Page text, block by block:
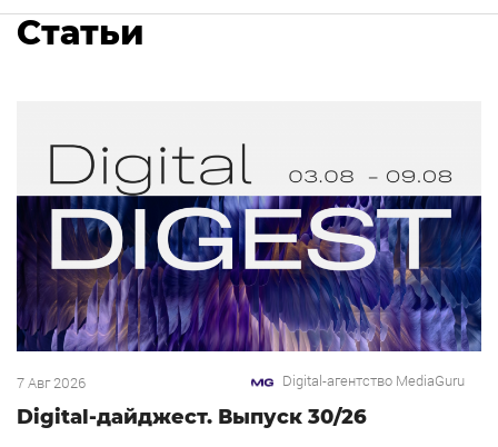
Статьи
7 Авг 2026 Digital-агентство MediaGuru
Digital-дайджест. Выпуск 30/26